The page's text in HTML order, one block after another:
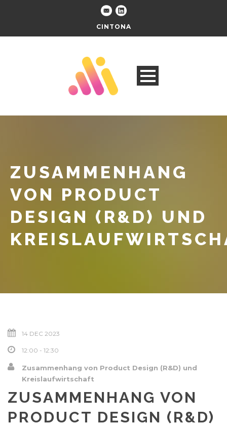
CINTONA
ZUSAMMENHANG
VON PRODUCT
DESIGN (R&D) UND
14 DEC 2023
12:00 - 12:30
Zusammenhang von Product Design (R&D) und
Kreislaufwirtschaft
ZUSAMMENHANG VON
PRODUCT DESIGN (R&D)